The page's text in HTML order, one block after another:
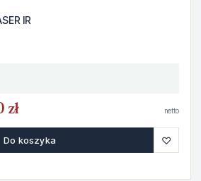
IR
zł netto
Do koszyka ♡